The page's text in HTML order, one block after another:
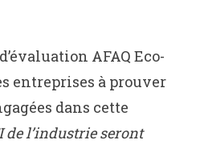
AFAQ Eco-
entreprises à prouver
dans cette
de l’industrie seront